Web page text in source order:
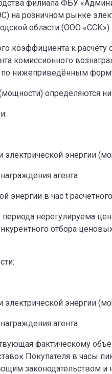
филиала ФБУ
на розничном рынке
области (ООО «ССК»).
коэффициента к расчету
комиссионного
по нижеприведённым
определяются
электрической энергии
агента
энергии в час t
нерегулируема
отбора
электрической энергии
агента
фактическому
Покупателя в часы
законодательством